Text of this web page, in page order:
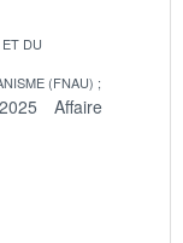
DU
(FNAU)
Affaire